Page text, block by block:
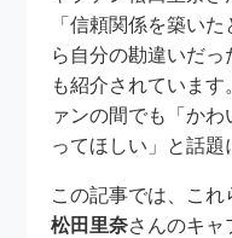
「信頼関係を築い
ら自分の勘違いだ
も紹介されていま
ァンの間でも「か
ってほしい」と話題
この記事では、これ
松田里奈さんのキャ